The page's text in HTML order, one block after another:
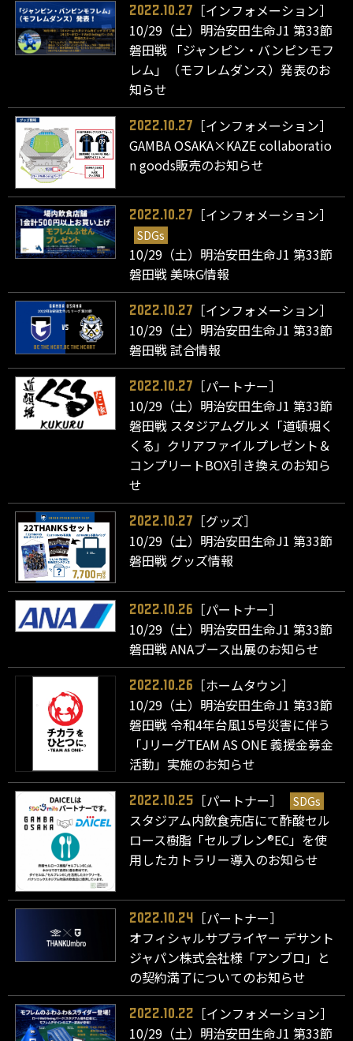
2022.10.27
［インフォメーション］
10/29（土）明治安田生命J1 第33節
磐田戦 「ジャンピン・バンピンモフ
レム」（モフレムダンス）発表のお
知らせ
2022.10.27
［インフォメーション］
GAMBA OSAKA×KAZE collaboratio
n goods販売のお知らせ
2022.10.27 ［インフォメーション］
SDGs
10/29（土）明治安田生命J1 第33節
磐田戦 美味G情報
2022.10.27
［インフォメーション］
10/29（土）明治安田生命J1 第33節
磐田戦 試合情報
2022.10.27
［パートナー］
10/29（土）明治安田生命J1 第33節
磐田戦 スタジアムグルメ「道頓堀く
くる」クリアファイルプレゼント＆
コンプリートBOX引き換えのお知ら
せ
2022.10.27
［グッズ］
10/29（土）明治安田生命J1 第33節
磐田戦 グッズ情報
2022.10.26
［パートナー］
10/29（土）明治安田生命J1 第33節
磐田戦 ANAブース出展のお知らせ
2022.10.26
［ホームタウン］
10/29（土）明治安田生命J1 第33節
磐田戦 令和4年台風15号災害に伴う
「JリーグTEAM AS ONE 義援金募金
活動」実施のお知らせ
2022.10.25 ［パートナー］ SDGs
スタジアム内飲食売店にて酢酸セル
ロース樹脂「セルブレン®EC」を使
用したカトラリー導入のお知らせ
2022.10.24
［パートナー］
オフィシャルサプライヤー デサント
ジャパン株式会社様「アンブロ」と
の契約満了についてのお知らせ
2022.10.22
［インフォメーション］
10/29（土）明治安田生命J1 第33節